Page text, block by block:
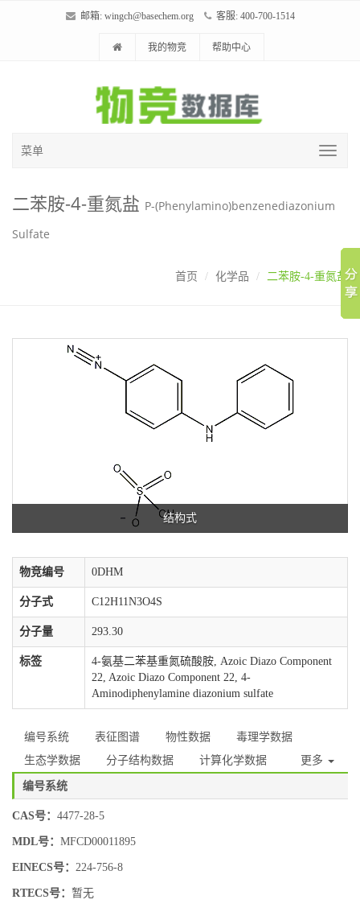
邮箱: wingch@basechem.org 客服: 400-700-1514
我的物竞 帮助中心
菜单
二苯胺-4-重氮盐 P-(Phenylamino)benzenediazonium
Sulfate
首页 化学品 二苯胺-4-重氮盐
结构式
物竞编号 0DHM
分子式 C12H11N3O4S
分子量 293.30
标签
4-氨基二苯基重氮硫酸胺, Azoic Diazo Component
22, Azoic Diazo Component 22, 4-
Aminodiphenylamine diazonium sulfate
编号系统 表征图谱 物性数据
毒理学数据
生态学数据
分子结构数据 计算化学数据 更多
编号系统
CAS号： 4477-28-5
MDL号： MFCD00011895
EINECS号： 224-756-8
RTECS号： 暂无